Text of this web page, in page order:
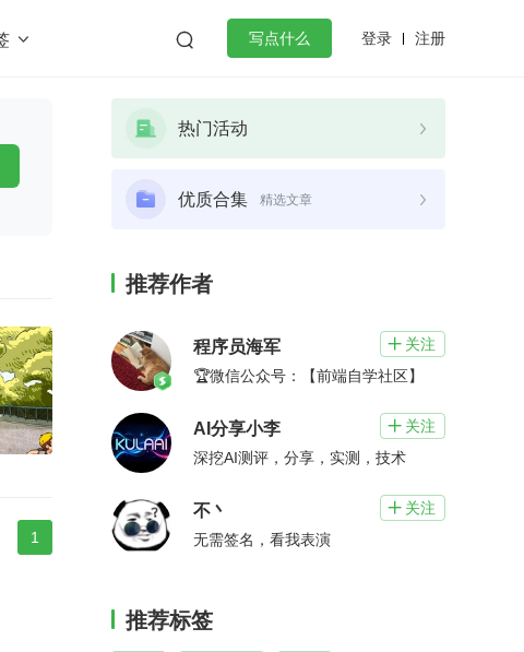
  写点什么 登录 注册
1
热门活动
优质合集 精选文章
推荐作者
程序员海军  关注
🏆微信公众号：【前端自学社区】
AI分享小李  关注
深挖AI测评，分享，实测，技术
不丶  关注
无需签名，看我表演
推荐标签